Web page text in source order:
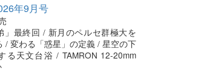
年9月号
」最終回 / 新月のペルセ群極大を
/ 変わる「惑星」の定義 / 星空の下
る天文台浴 / TAMRON 12-20mm